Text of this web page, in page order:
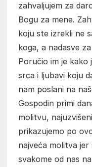
zahvaljujem za
Bogu za mene.
koju ste izrekli ne
koga, a nadasve
Poručio im je kako
srca i ljubavi koju
nam poslani na
Gospodin primi
molitvu,
prikazujemo po
najveća molitva jer
svakome od nas